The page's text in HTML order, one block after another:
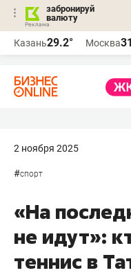
забронируй
валюту
Казань29.2° Москва
2 ноября 2025
#спорт
«На
не идут»:
теннис в